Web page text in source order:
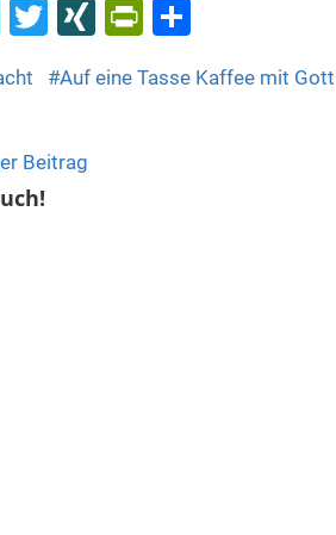
LinkedIn
Twitter
XINGPrintFriendly
Teilen
Auf eine Tasse Kaffee mit Gott
Beitrag